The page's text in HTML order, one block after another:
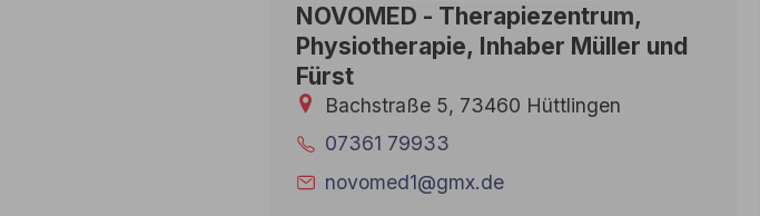
NOVOMED - Therapiezentrum,
Physiotherapie, Inhaber Müller und
Fürst
Bachstraße 5, 73460 Hüttlingen
07361 79933
novomed1@gmx.de